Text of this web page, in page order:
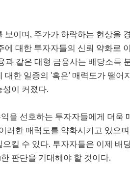
보이며, 주가가 하락하는 현상을
에 대한 투자자들의 신뢰 약화로
과 같은 대형 금융사는 배당소득
대한 일종의 '혹은' 매력도가 떨어
성이 커졌다.
을 선호하는 투자자들에게 더욱
러한 매력도를 약화시키고 있으
킬 수 있다. 투자자들은 이제 배
판단을 기대해야 할 것이다.